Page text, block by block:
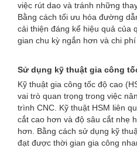
việc rút dao và tránh những
Bằng cách tối ưu hóa đường
cải thiện đáng kể hiệu quả của
gian chu kỳ ngắn hơn và chi
Sử dụng kỹ thuật gia công
Kỹ thuật gia công tốc độ cao
vai trò quan trọng trong việc
trình CNC. Kỹ thuật HSM liên
cắt cao hơn và độ sâu cắt nhẹ
hơn. Bằng cách sử dụng kỹ
đạt được thời gian gia công